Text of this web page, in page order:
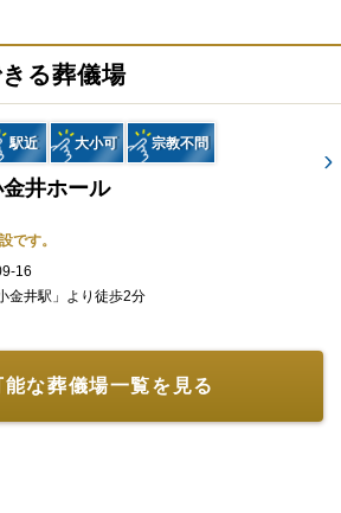
る情報を参照し編集したものです。
円～）（税込）
る葬儀場
駅近 大小可 宗教不問
井ホール
です。
16
金井駅」より徒歩2分
能な葬儀場一覧を見る